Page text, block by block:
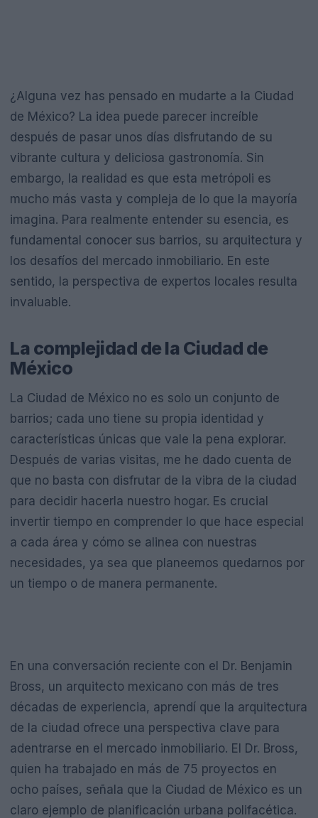
¿Alguna vez has pensado en mudarte a la Ciudad
de México? La idea puede parecer increíble
después de pasar unos días disfrutando de su
vibrante cultura y deliciosa gastronomía. Sin
embargo, la realidad es que esta metrópoli es
mucho más vasta y compleja de lo que la mayoría
imagina. Para realmente entender su esencia, es
fundamental conocer sus barrios, su arquitectura y
los desafíos del mercado inmobiliario. En este
sentido, la perspectiva de expertos locales resulta
invaluable.
La complejidad de la Ciudad de
México
La Ciudad de México no es solo un conjunto de
barrios; cada uno tiene su propia identidad y
características únicas que vale la pena explorar.
Después de varias visitas, me he dado cuenta de
que no basta con disfrutar de la vibra de la ciudad
para decidir hacerla nuestro hogar. Es crucial
invertir tiempo en comprender lo que hace especial
a cada área y cómo se alinea con nuestras
necesidades, ya sea que planeemos quedarnos por
un tiempo o de manera permanente.
En una conversación reciente con el Dr. Benjamin
Bross, un arquitecto mexicano con más de tres
décadas de experiencia, aprendí que la arquitectura
de la ciudad ofrece una perspectiva clave para
adentrarse en el mercado inmobiliario. El Dr. Bross,
quien ha trabajado en más de 75 proyectos en
ocho países, señala que la Ciudad de México es un
claro ejemplo de planificación urbana polifacética.